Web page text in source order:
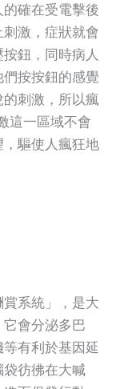
確在受電擊後
激，症狀就會
鈕，同時病人
按按鈕的感覺
刺激，所以瘋
這一區域不會
驅使人瘋狂地
賞系統」，是大
會分泌多巴
有利於基因延
彷彿在大喊